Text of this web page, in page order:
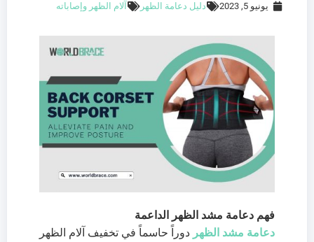
يونيو 5, 2023 دليل دعامة الظهر آلام الظهر وإصاباته
فهم دعامة مشد الظهر الداعمة
دعامة مشد الظهر دوراً حاسماً في تخفيف آلام الظهر